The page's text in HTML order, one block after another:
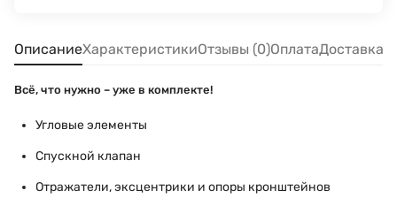
ОписаниеХарактеристикиОтзывы (0)ОплатаДоставка
Всё, что нужно – уже в комплекте!
Угловые элементы
Спускной клапан
Отражатели, эксцентрики и опоры кронштейнов